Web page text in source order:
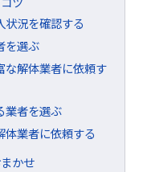
状況を確認する
を選ぶ
な解体業者に依頼す
業者を選ぶ
体業者に依頼する
かせ